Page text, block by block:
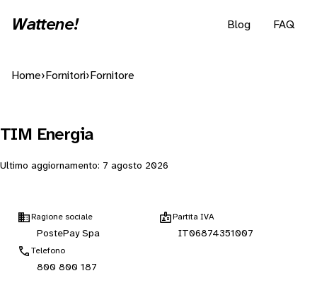
Wattene! Blog FAQ
Home› Fornitori› Fornitore
TIM Energia
Ultimo aggiornamento: 7 agosto 2026
Ragione sociale
PostePay Spa
Partita IVA
IT06874351007
Telefono
800 800 187